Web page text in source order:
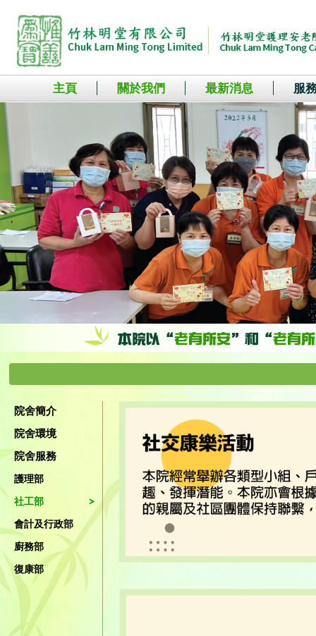
主頁 關於我們 最新消息 服
院舍簡介
院舍環境
院舍服務
護理部
社工部
會計及行政部
廚務部
復康部